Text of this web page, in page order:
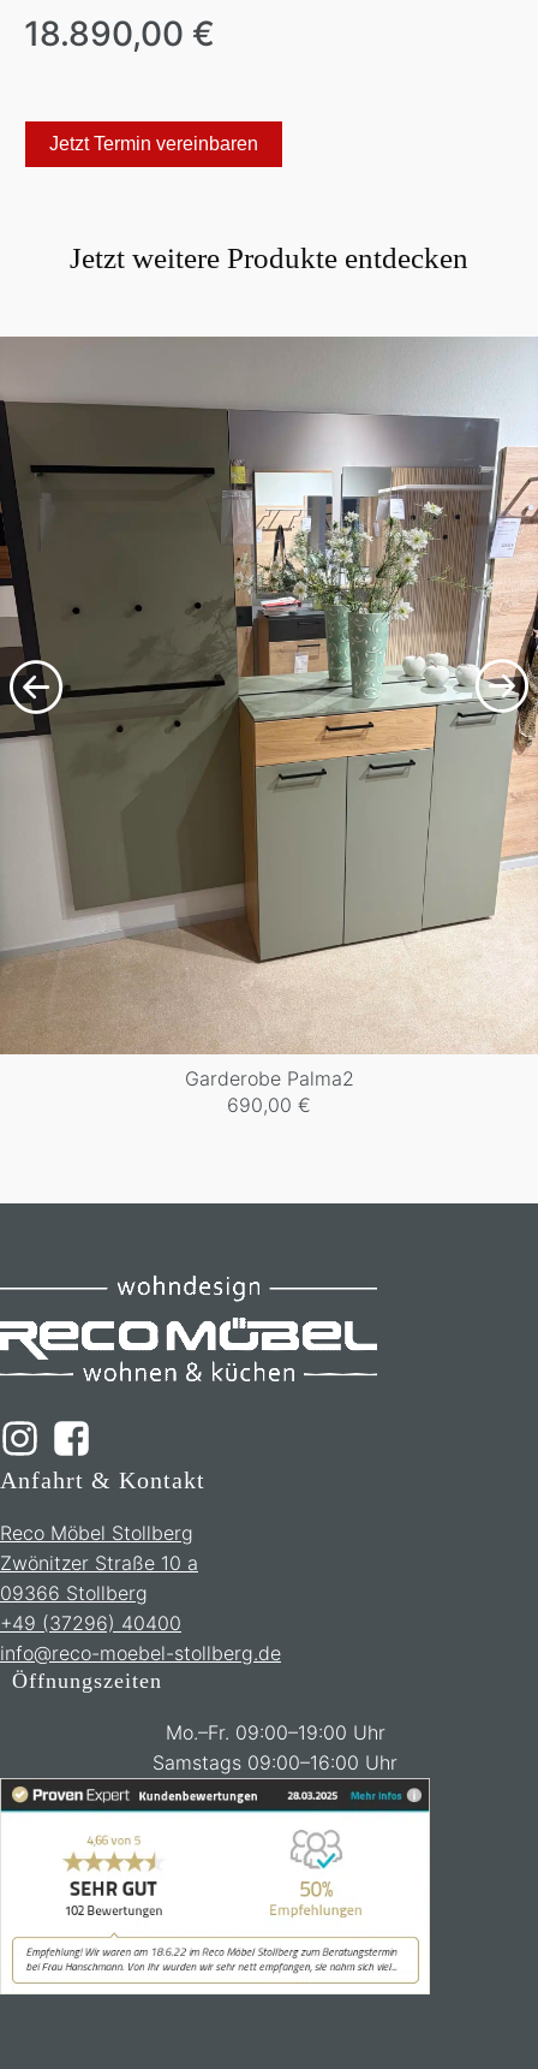
18.890,00 €
Jetzt Termin vereinbaren
Jetzt weitere Produkte entdecken
Garderobe Palma2
690,00 €
Anfahrt & Kontakt
Reco Möbel Stollberg
Zwönitzer Straße 10 a
09366 Stollberg
+49 (37296) 40400
info@reco-moebel-stollberg.de
Öffnungszeiten
Mo.–Fr. 09:00–19:00 Uhr
Samstags 09:00–16:00 Uhr